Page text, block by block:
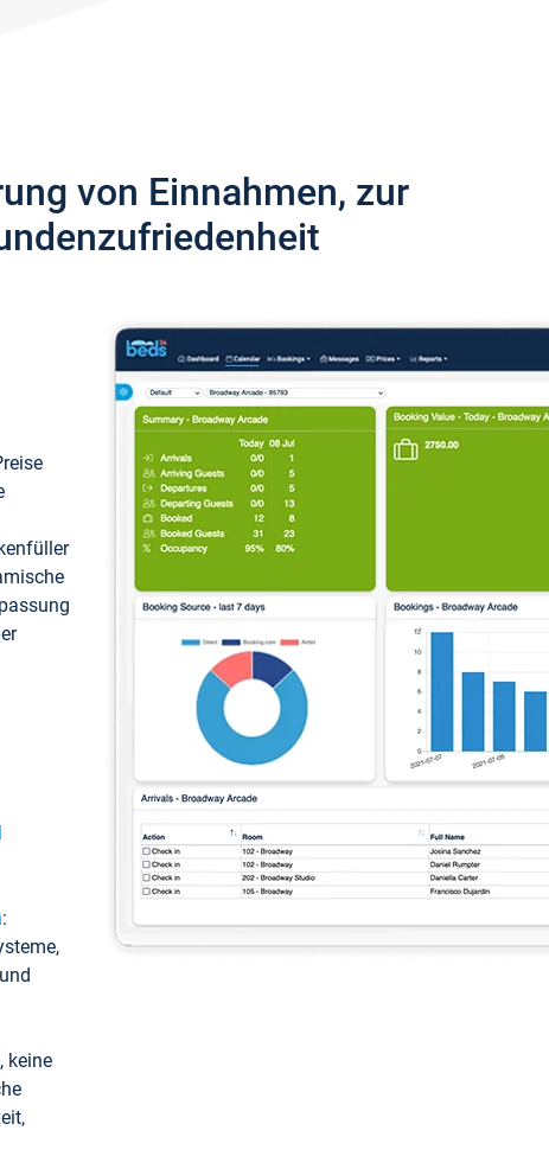
von Einnahmen, zur
:
keine